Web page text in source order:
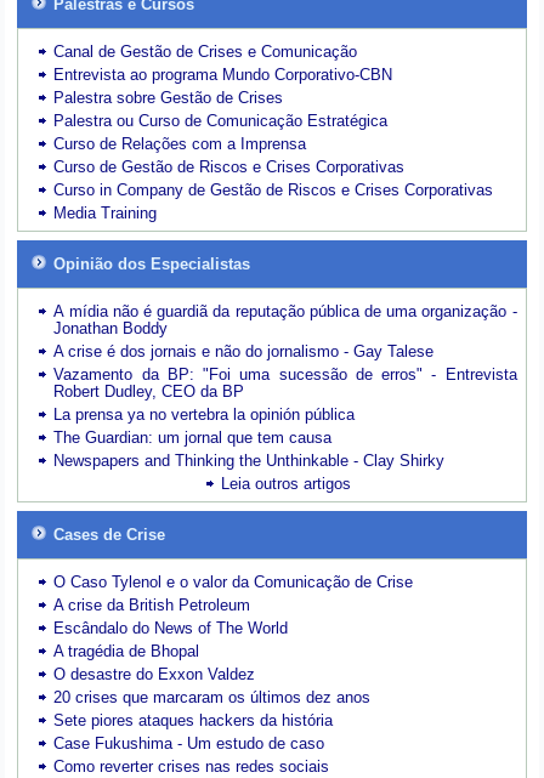
Palestras e Cursos
Canal de Gestão de Crises e Comunicação
Entrevista ao programa Mundo Corporativo-CBN
Palestra sobre Gestão de Crises
Palestra ou Curso de Comunicação Estratégica
Curso de Relações com a Imprensa
Curso de Gestão de Riscos e Crises Corporativas
Curso in Company de Gestão de Riscos e Crises Corporativas
Media Training
Opinião dos Especialistas
A mídia não é guardiã da reputação pública de uma organização -
Jonathan Boddy
A crise é dos jornais e não do jornalismo - Gay Talese
Vazamento da BP: "Foi uma sucessão de erros" - Entrevista
Robert Dudley, CEO da BP
La prensa ya no vertebra la opinión pública
The Guardian: um jornal que tem causa
Newspapers and Thinking the Unthinkable - Clay Shirky
Leia outros artigos
Cases de Crise
O Caso Tylenol e o valor da Comunicação de Crise
A crise da British Petroleum
Escândalo do News of The World
A tragédia de Bhopal
O desastre do Exxon Valdez
20 crises que marcaram os últimos dez anos
Sete piores ataques hackers da história
Case Fukushima - Um estudo de caso
Como reverter crises nas redes sociais